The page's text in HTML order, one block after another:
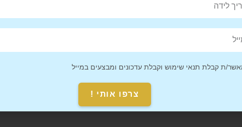
תהסס לפנות אלינו.
מיוחדים, אז מומלץ להזמין מראש.
ת קבלת תנאי שימוש וקבלת עדכונים ומבצעים במייל
צרפו אותי !